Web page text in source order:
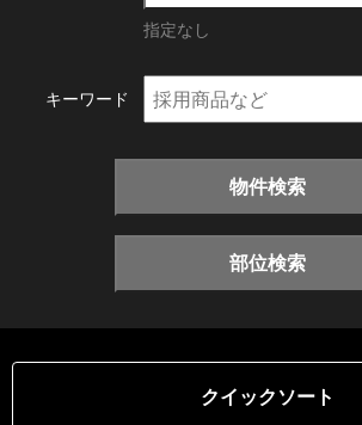
指定なし
キーワード
物件検索
部位検索
クイックソート